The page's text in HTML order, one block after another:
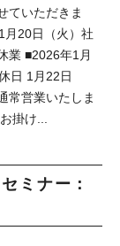
ていただきま
月20日（火）社
業 ■2026年1月
日 1月22日
常営業いたしま
掛け...
ミナー：